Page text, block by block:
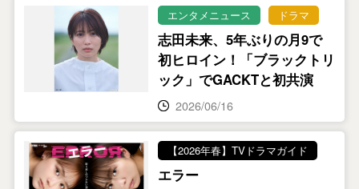
エンタメニュース ドラマ
志田未来、5年ぶりの月9で
初ヒロイン！「ブラックトリ
ック」でGACKTと初共演
2026/06/16
【2026年春】TVドラマガイド
エラー